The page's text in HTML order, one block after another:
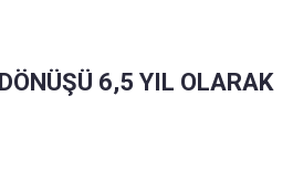
6,5 YIL OLARAK